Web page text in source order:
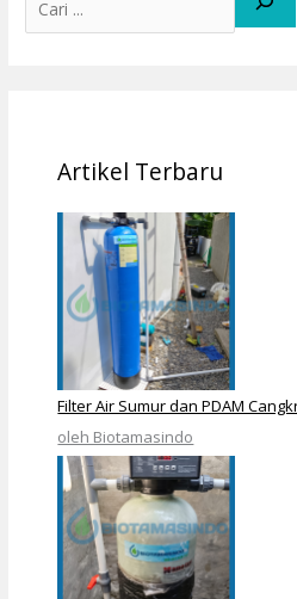
Artikel Terbaru
Filter Air Sumur dan PDAM
oleh Biotamasindo